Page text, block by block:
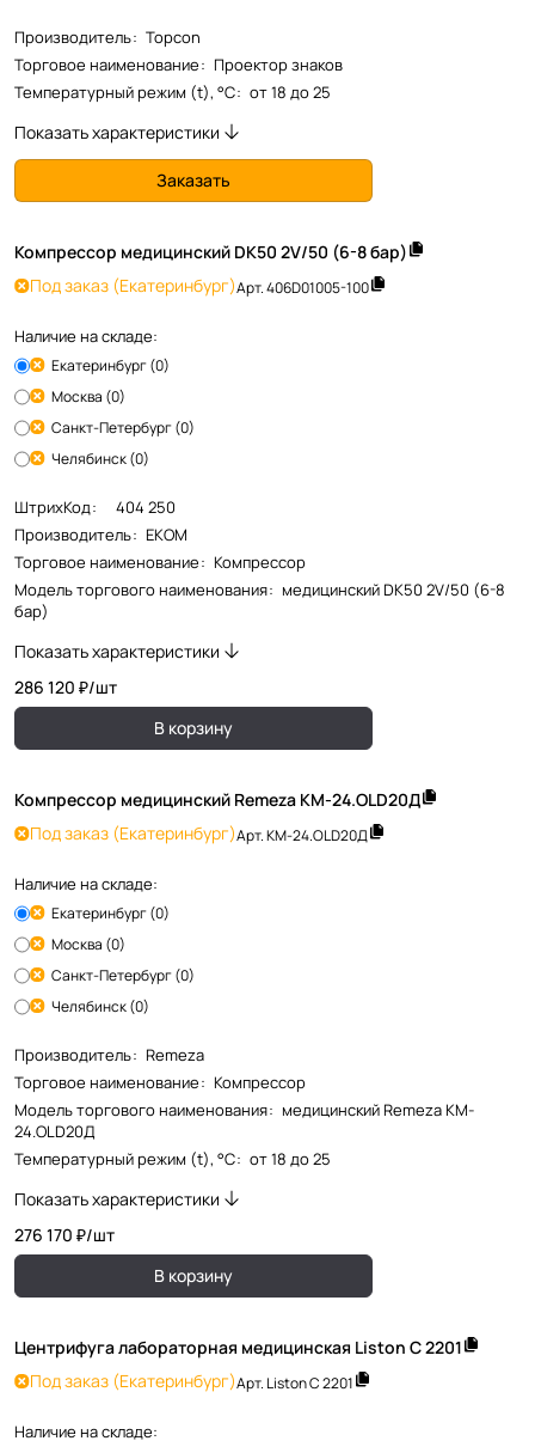
Производитель: Topcon
Торговое наименование: Проектор знаков
Температурный режим (t), °С: от 18 до 25
Показать характеристики
Заказать
Компрессор медицинский DK50 2V/50 (6-8 бар)
Под заказ (Екатеринбург)Арт.406D01005-100
Наличие на складе:
Екатеринбург (0)
Москва (0)
Санкт-Петербург (0)
Челябинск (0)
ШтрихКод:
404 250
Производитель: EKOM
Торговое наименование: Компрессор
Модель торгового наименования: медицинский DK50 2V/50 (6-8
бар)
Показать характеристики
286 120 ₽/шт
В корзину
Компрессор медицинский Remeza KM-24.OLD20Д
Под заказ (Екатеринбург)Арт.KM-24.OLD20Д
Наличие на складе:
Екатеринбург (0)
Москва (0)
Санкт-Петербург (0)
Челябинск (0)
Производитель: Remeza
Торговое наименование: Компрессор
Модель торгового наименования: медицинский Remeza KM-
24.OLD20Д
Температурный режим (t), °С: от 18 до 25
Показать характеристики
276 170 ₽/шт
В корзину
Центрифуга лабораторная медицинская Liston C 2201
Под заказ (Екатеринбург)Арт. Liston C 2201
Наличие на складе: